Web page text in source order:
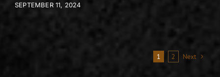
SEPTEMBER 11, 2024
1 2 Next